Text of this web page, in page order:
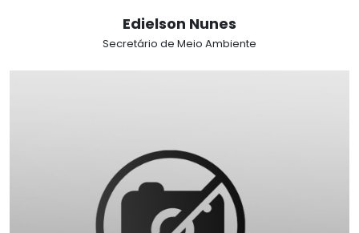
Edielson Nunes
Secretário de Meio Ambiente